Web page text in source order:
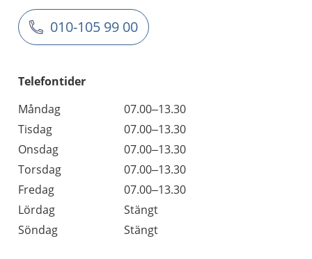
010-105 99 00
Telefontider
Måndag
07.00–13.30
Tisdag
07.00–13.30
Onsdag
07.00–13.30
Torsdag
07.00–13.30
Fredag
07.00–13.30
Lördag
Stängt
Söndag
Stängt